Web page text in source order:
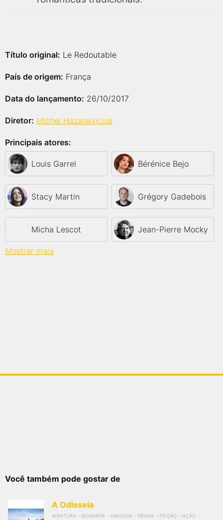
Título original: Le Redoutable
País de origem: França
Data do lançamento: 26/10/2017
Diretor: Michel Hazanavicius
Principais atores:
Louis Garrel Bérénice Bejo
Stacy Martin Grégory Gadebois
Micha Lescot Jean-Pierre Mocky
Mostrar mais
Você também pode gostar de
A Odisseia
AVENTURA BIOGRAFIA FANTASIA DRAMA FICÇÃO AÇÃO